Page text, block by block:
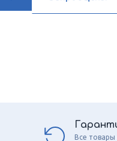
Все товары